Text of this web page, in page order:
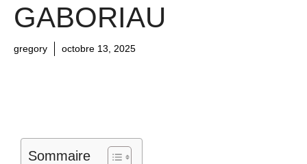
GABORIAU
gregory octobre 13, 2025
Sommaire